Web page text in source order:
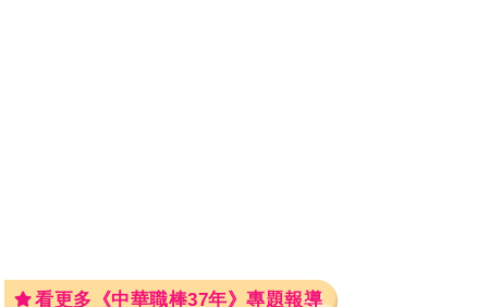
看更多《中華職棒37年》專題報導